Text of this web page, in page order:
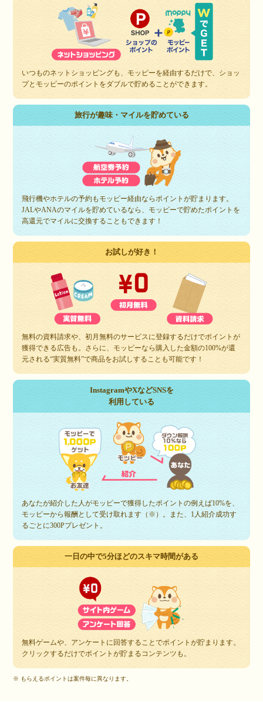
いつものネットショッピングも、モッピーを経由するだけで、ショッ
プとモッピーのポイントをダブルで貯めることができます。
旅行が趣味・マイルを貯めている
飛行機やホテルの予約もモッピー経由ならポイントが貯まります。
JALやANAのマイルを貯めているなら、モッピーで貯めたポイントを
高還元でマイルに交換することもできます！
お試しが好き！
無料の資料請求や、初月無料のサービスに登録するだけでポイントが
獲得できる広告も。さらに、モッピーなら購入した金額の100%が還
元される“実質無料”で商品をお試しすることも可能です！
InstagramやXなどSNSを
利用している
あなたが紹介した人がモッピーで獲得したポイントの例えば10%を、
モッピーから報酬として受け取れます（※）。また、1人紹介成功す
るごとに300Pプレゼント。
一日の中で5分ほどのスキマ時間がある
無料ゲームや、アンケートに回答することでポイントが貯まります。
クリックするだけでポイントが貯まるコンテンツも。
※ もらえるポイントは案件毎に異なります。